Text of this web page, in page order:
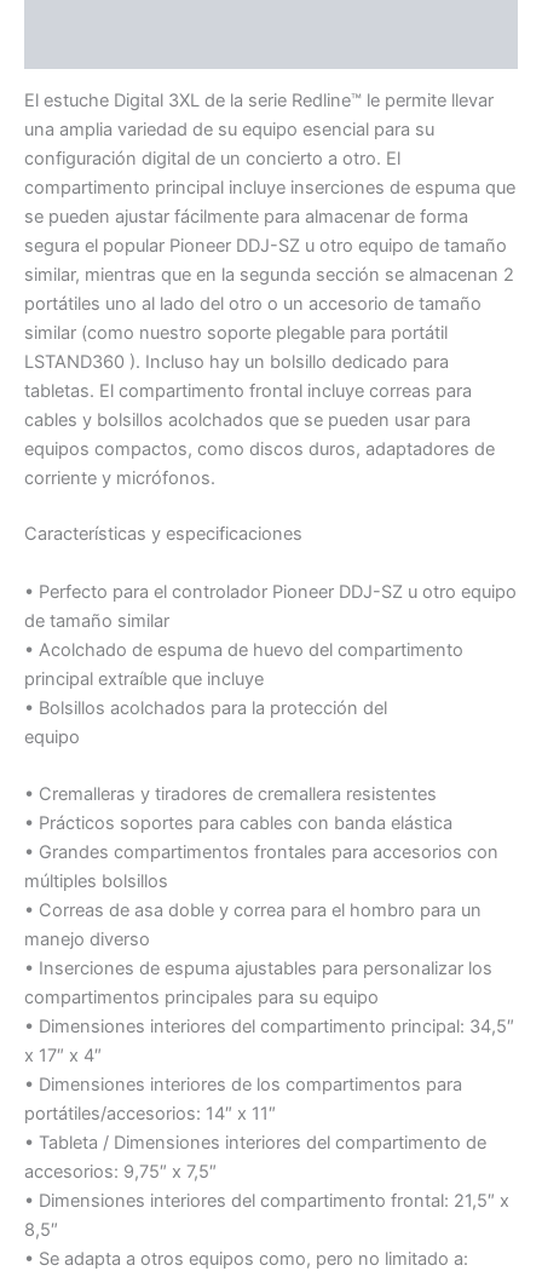
El estuche Digital 3XL de la serie Redline™ le permite llevar
una amplia variedad de su equipo esencial para su
configuración digital de un concierto a otro. El
compartimento principal incluye inserciones de espuma que
se pueden ajustar fácilmente para almacenar de forma
segura el popular Pioneer DDJ-SZ u otro equipo de tamaño
similar, mientras que en la segunda sección se almacenan 2
portátiles uno al lado del otro o un accesorio de tamaño
similar (como nuestro soporte plegable para portátil
LSTAND360 ). Incluso hay un bolsillo dedicado para
tabletas. El compartimento frontal incluye correas para
cables y bolsillos acolchados que se pueden usar para
equipos compactos, como discos duros, adaptadores de
corriente y micrófonos.
Características y especificaciones
• Perfecto para el controlador Pioneer DDJ-SZ u otro equipo
de tamaño similar
• Acolchado de espuma de huevo del compartimento
principal extraíble que incluye
• Bolsillos acolchados para la protección del
equipo
• Cremalleras y tiradores de cremallera resistentes
• Prácticos soportes para cables con banda elástica
• Grandes compartimentos frontales para accesorios con
múltiples bolsillos
• Correas de asa doble y correa para el hombro para un
manejo diverso
• Inserciones de espuma ajustables para personalizar los
compartimentos principales para su equipo
• Dimensiones interiores del compartimento principal: 34,5″
x 17″ x 4″
• Dimensiones interiores de los compartimentos para
portátiles/accesorios: 14″ x 11″
• Tableta / Dimensiones interiores del compartimento de
accesorios: 9,75″ x 7,5″
• Dimensiones interiores del compartimento frontal: 21,5″ x
8,5″
• Se adapta a otros equipos como, pero no limitado a: